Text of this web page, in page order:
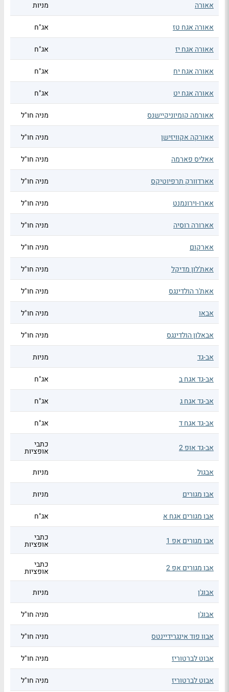
אאורה מניות
אאורה אגח טז אג"ח
אאורה אגח יז אג"ח
אאורה אגח יח אג"ח
אאורה אגח יט אג"ח
אאורמה קומיוניקיישנס מניה חו"ל
אאורקה אקוויזישן מניה חו"ל
אאליס פארמה מניה חו"ל
אארדוורק תרפיוטיקס מניה חו"ל
אארו-וירונמנט מניה חו"ל
אארורה רוסיה מניה חו"ל
אארקום מניה חו"ל
אאת'לון מדיקל מניה חו"ל
אאת'ר הולדינגס מניה חו"ל
אבאו מניה חו"ל
אבאלון הולדינגס מניה חו"ל
אב-גד מניות
אב-גד אגח ב אג"ח
אב-גד אגח ג אג"ח
אב-גד אגח ד אג"ח
אב-גד אופ 2 כתבי
אופציות
אבגול
מניות
אבו מגורים מניות
אבו מגורים אגח א אג"ח
אבו מגורים אפ 1 כתבי
אופציות
אבו מגורים אפ 2 כתבי
אופציות
אבוג'ן
מניות
אבוג'ן מניה חו"ל
אבוו פוד אינגרידיינטס מניה חו"ל
אבוט לברטוריז מניה חו"ל
אבוט לברטוריז מניה חו"ל